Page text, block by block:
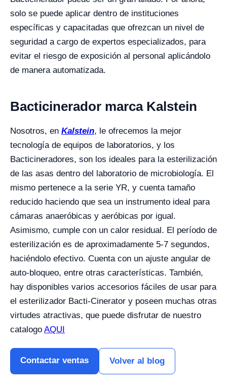
solo se puede aplicar dentro de instituciones
específicas y capacitadas que ofrezcan un nivel de
seguridad a cargo de expertos especializados, para
evitar el riesgo de exposición al personal aplicándolo
de manera automatizada.
Bacticinerador marca Kalstein
Nosotros, en Kalstein, le ofrecemos la mejor
tecnología de equipos de laboratorios, y los
Bacticineradores, son los ideales para la esterilización
de las asas dentro del laboratorio de microbiología. El
mismo pertenece a la serie YR, y cuenta tamaño
reducido haciendo que sea un instrumento ideal para
cámaras anaeróbicas y aeróbicas por igual.
Asimismo, cumple con un calor residual. El período de
esterilización es de aproximadamente 5-7 segundos,
haciéndolo efectivo. Cuenta con un ajuste angular de
auto-bloqueo, entre otras características. También,
hay disponibles varios accesorios fáciles de usar para
el esterilizador Bacti-Cinerator y poseen muchas otras
virtudes atractivas, que puede disfrutar de nuestro
catalogo AQUI
Contactar ventas Volver al blog